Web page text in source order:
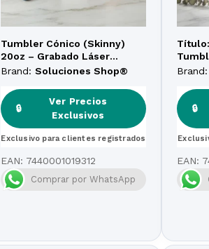
Tumbler Cónico (Skinny)
20oz – Grabado Láser
Premium
Brand: Soluciones Shop®
🔒
Ver Precios
Exclusivos
Exclusivo para clientes registrados
EAN: 7440001019312
Comprar por WhatsApp
Láser
Brand:
🔒
EAN: